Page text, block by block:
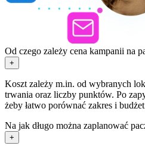
Od czego zależy cena kampanii na
+
Koszt zależy m.in. od wybranych
trwania oraz liczby punktów. Po
żeby łatwo porównać zakres i
Na jak długo można zaplanować
+